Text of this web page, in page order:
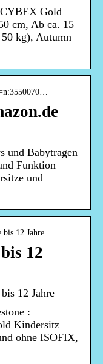
Gold
cm, Ab ca. 15
50 kg), Autumn
und Babytragen
Funktion
und
12 Jahre
12
12 Jahre
:
Kindersitz
ohne ISOFIX,